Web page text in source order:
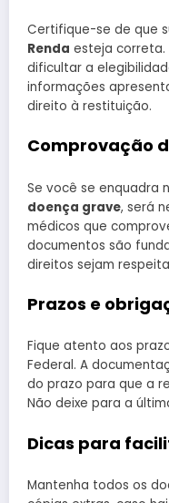
Certifique-se de que
Renda esteja correta.
dificultar a
informações
direito à restituição.
Comprovação
Se você se enquadra
doença grave, será
médicos que
documentos são
direitos sejam
Prazos e
Fique atento aos
Federal. A
do prazo para que a
Não deixe para a
Dicas para
Mantenha todos os